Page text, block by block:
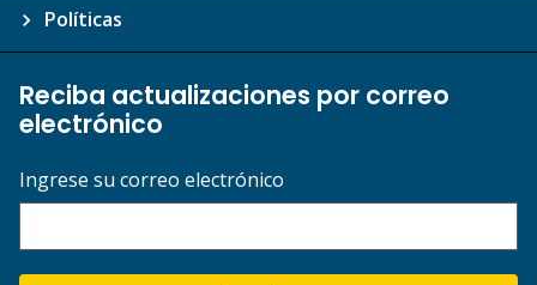
Políticas
Reciba actualizaciones por correo
electrónico
Ingrese su correo electrónico